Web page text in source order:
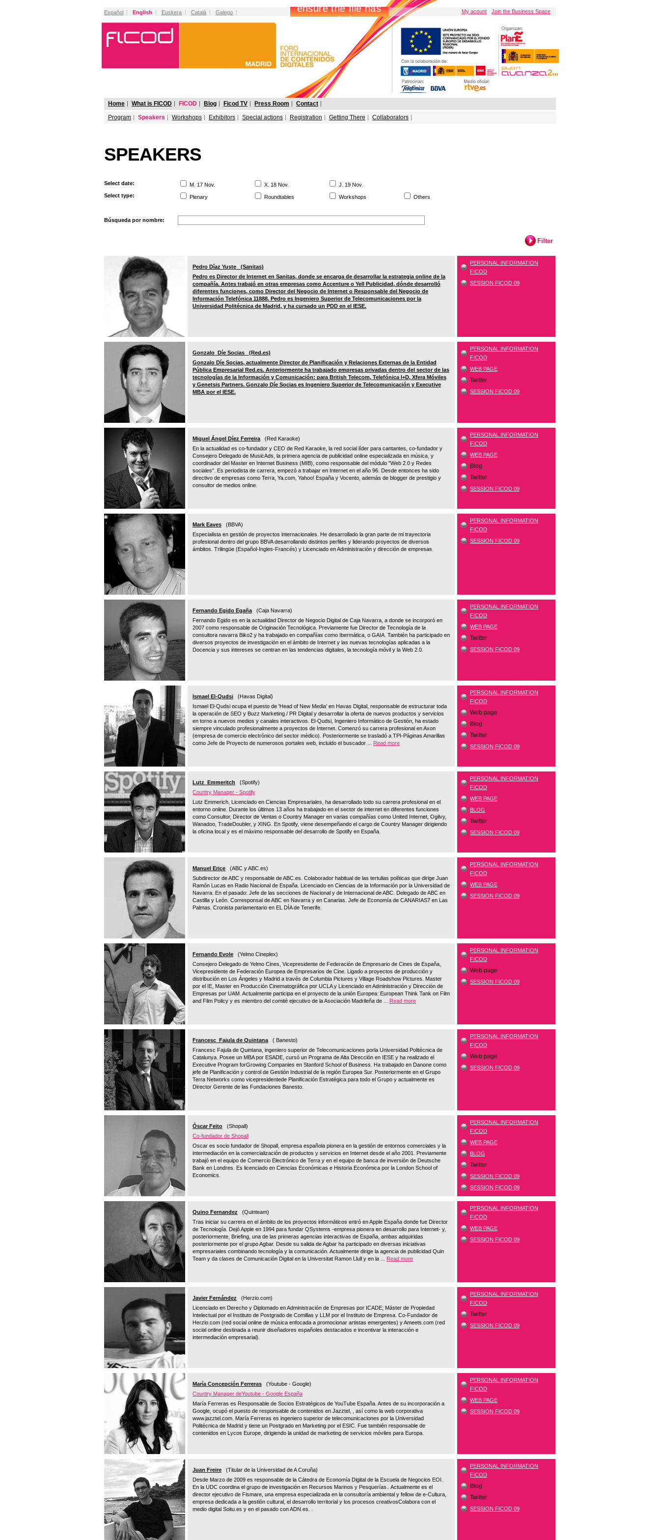
Español English Euskera Català Galego My acount Join the Business Space
SPEAKERS
Select date: M. 17 Nov. X. 18 Nov.
J. 19 Nov.
Select type:
Plenary Roundtables Workshops Others
Búsqueda por nombre:
Pedro Díaz Yuste (Sanitas)
Pedro es Director de Internet en Sanitas, donde se encarga de desarrollar la estrategia online de la
compañía. Antes trabajó en otras empresas como Accenture o Yell Publicidad, dónde desarrolló
diferentes funciones, como Director del Negocio de Internet o Responsable del Negocio de
Información Telefónica 11888. Pedro es Ingeniero Superior de Telecomunicaciones por la
Universidad Politécnica de Madrid, y ha cursado un PDD en el IESE.
PERSONAL INFORMATION
FICOD
SESSION FICOD 09
Gonzalo Díe Socias (Red.es)
Gonzalo Díe Socias, actualmente Director de Planificación y Relaciones Externas de la Entidad
Pública Empresarial Red.es. Anteriormente ha trabajado empresas privadas dentro del sector de las
tecnologías de la Información y Comunicación: para British Telecom, Telefónica I+D, Xfera Móviles
y Genetsis Partners. Gonzalo Díe Socias es Ingeniero Superior de Telecomunicación y Executive
MBA por el IESE.
PERSONAL INFORMATION
FICOD
WEB PAGE
Twitter
SESSION FICOD 09
Miguel Ángel Díez Ferreira (Red Karaoke)
En la actualidad es co-fundador y CEO de Red Karaoke, la red social líder para cantantes, co-fundador y
Consejero Delegado de MusicAds, la primera agencia de publicidad online especializada en música, y
coordinador del Master en Internet Business (MIB), como responsable del módulo "Web 2.0 y Redes
sociales". Es periodista de carrera, empezó a trabajar en Internet en el año 96. Desde entonces ha sido
directivo de empresas como Terra, Ya.com, Yahoo! España y Vocento, además de blogger de prestigio y
consultor de medios online.
PERSONAL INFORMATION
FICOD
WEB PAGE
Blog
Twitter
SESSION FICOD 09
Mark Eaves (BBVA)
Especialista en gestión de proyectos internacionales. He desarrollado la gran parte de mi trayectoria
profesional dentro del grupo BBVA desarrollando distintos perfiles y liderando proyectos de diversos
ámbitos. Trilingüe (Español-Ingles-Francés) y Licenciado en Administración y dirección de empresas.
PERSONAL INFORMATION
FICOD
SESSION FICOD 09
Fernando Egido Egaña (Caja Navarra)
Fernando Egido es en la actualidad Director de Negocio Digital de Caja Navarra, a donde se incorporó en
2007 como responsable de Originación Tecnológica. Previamente fue Director de Tecnología de la
consultora navarra Biko2 y ha trabajado en compañías como Ibermática, o GAIA. También ha participado en
diversos proyectos de investigación en el ámbito de Internet y las nuevas tecnologías aplicadas a la
Docencia y sus intereses se centran en las tendencias digitales, la tecnología móvil y la Web 2.0.
PERSONAL INFORMATION
FICOD
WEB PAGE
Twitter
SESSION FICOD 09
Ismael El-Qudsi (Havas Digital)
Ismael El-Qudsi ocupa el puesto de 'Head of New Media' en Havas Digital, responsable de estructurar toda
la operación de SEO y Buzz Marketing / PR Digital y desarrollar la oferta de nuevos productos y servicios
en torno a nuevos medios y canales interactivos. El-Qudsi, Ingeniero Informático de Gestión, ha estado
siempre vinculado profesionalmente a proyectos de Internet. Comenzó su carrera profesional en Axon
(empresa de comercio electrónico del sector médico). Posteriormente se trasladó a TPI-Páginas Amarillas
como Jefe de Proyecto de numerosos portales web, incluido el buscador ... Read more
PERSONAL INFORMATION
FICOD
Web page
Blog
Twitter
SESSION FICOD 09
Lutz Emmeritch (Spotify)
Country Manager - Spotify
Lutz Emmerich, Licenciado en Ciencias Empresariales, ha desarrollado todo su carrera profesional en el
entorno online. Durante los últimos 13 años ha trabajado en el sector de internet en diferentes funciones
como Consultor, Director de Ventas o Country Manager en varias compañías como United Internet, Ogilvy,
Wanadoo, TradeDoubler, y XING. En Spotify, viene desempeñando el cargo de Country Manager dirigiendo
la oficina local y es el máximo responsable del desarrollo de Spotify en España.
PERSONAL INFORMATION
FICOD
WEB PAGE
BLOG
Twitter
SESSION FICOD 09
Manuel Erice (ABC y ABC.es)
Subdirector de ABC y responsable de ABC.es. Colaborador habitual de las tertulias políticas que dirige Juan
Ramón Lucas en Radio Nacional de España. Licenciado en Ciencias de la Información por la Universidad de
Navarra. En el pasado: Jefe de las secciones de Nacional y de Internacional de ABC. Delegado de ABC en
Castilla y León. Corresponsal de ABC en Navarra y en Canarias. Jefe de Economía de CANARIAS7 en Las
Palmas. Cronista parlamentario en EL DÍA de Tenerife.
PERSONAL INFORMATION
FICOD
WEB PAGE
SESSION FICOD 09
Fernando Evole (Yelmo Cineplex)
Consejero Delegado de Yelmo Cines, Vicepresidente de Federación de Empresario de Cines de España,
Vicepresidente de Federación Europea de Empresarios de Cine. Ligado a proyectos de producción y
distribución en Los Ángeles y Madrid a través de Columbia Pictures y Village Roadshow Pictures. Master
por el IE, Master en Producción Cinematográfica por UCLA y Licenciado en Administración y Dirección de
Empresas por UAM. Actualmente participa en el proyecto de la unión Europea: European Think Tank on Film
and Film Policy y es miembro del comité ejecutivo de la Asociación Madrileña de ... Read more
PERSONAL INFORMATION
FICOD
Web page
SESSION FICOD 09
Francesc Fajula de Quintana ( Banesto)
Francesc Fajula de Quintana, ingeniero superior de Telecomunicaciones porla Universidad Politécnica de
Catalunya. Posee un MBA por ESADE, cursó un Programa de Alta Dirección en IESE y ha realizado el
Executive Program forGrowing Companies en Stanford School of Business. Ha trabajado en Danone como
jefe de Planificación y control de Gestión Industrial de la región Europea Sur. Posteriormente en el Grupo
Terra Networks como vicepresidentede Planificación Estratégica para todo el Grupo y actualmente es
Director Gerente de las Fundaciones Banesto.
PERSONAL INFORMATION
FICOD
Web page
SESSION FICOD 09
Óscar Feito (Shopall)
Co-fundador de Shopall
Oscar es socio fundador de Shopall, empresa española pionera en la gestión de entornos comerciales y la
intermediación en la comercialización de productos y servicios en Internet desde el año 2001. Previamente
trabajó en el equipo de Comercio Electrónico de Terra y en el equipo de banca de inversión de Deutsche
Bank en Londres. Es licenciado en Ciencias Económicas e Historia Económica por la London School of
Economics.
PERSONAL INFORMATION
FICOD
WEB PAGE
BLOG
Twitter
SESSION FICOD 09
SESSION FICOD 09
Quino Fernandez (Quinteam)
Tras iniciar su carrera en el ámbito de los proyectos informáticos entró en Apple España donde fue Director
de Tecnología. Dejó Apple en 1994 para fundar QSystems -empresa pionera en desarrollo para Internet- y,
posteriormente, Briefing, una de las primeras agencias interactivas de España, ambas adquiridas
posteriormente por el grupo Agbar. Desde su salida de Agbar ha participado en diversas iniciativas
empresariales combinando tecnología y la comunicación. Actualmente dirige la agencia de publicidad Quin
Team y da clases de Comunicación Digital en la Universitat Ramon Llull y en la ... Read more
PERSONAL INFORMATION
FICOD
WEB PAGE
SESSION FICOD 09
Javier Fernández (Herzio.com)
Licenciado en Derecho y Diplomado en Administración de Empresas por ICADE; Máster de Propiedad
Intelectual por el Instituto de Postgrado de Comillas y LLM por el Instituto de Empresa. Co-Fundador de
Herzio.com (red social online de música enfocada a promocionar artistas emergentes) y Ameets.com (red
social online destinada a reunir diseñadores españoles destacados e incentivar la interacción e
intermediación empresarial).
PERSONAL INFORMATION
FICOD
Twitter
SESSION FICOD 09
María Concepción Ferreras (Youtube - Google)
Country Manager deYoutube - Google España
María Ferreras es Responsable de Socios Estratégicos de YouTube España. Antes de su incorporación a
Google, ocupó el puesto de responsable de contenidos en Jazztel, , así como la web corporativa
www.jazztel.com. María Ferreras es ingeniero superior de telecomunicaciones por la Universidad
Politécnica de Madrid y tiene un Postgrado en Marketing por el ESIC. Fue también responsable de
contenidos en Lycos Europe, dirigiendo la unidad de marketing de servicios móviles para Europa.
PERSONAL INFORMATION
FICOD
WEB PAGE
SESSION FICOD 09
Juan Freire (Titular de la Universidad de A Coruña)
Desde Marzo de 2009 es responsable de la Cátedra de Economía Digital de la Escuela de Negocios EOI.
En la UDC coordina el grupo de investigación en Recursos Marinos y Pesquerías.. Actualmente es el
director ejecutivo de Fismare, una empresa especializada en la consultoría ambiental y fellow de e-Cultura,
empresa dedicada a la gestión cultural, el desarrollo territorial y los procesos creativosColabora con el
medio digital Soitu.es y en el pasado con ADN.es. .
PERSONAL INFORMATION
FICOD
Blog
Twitter
SESSION FICOD 09
Home What is FICOD FICOD Blog Ficod TV Press Room
Contact
Program
Speakers Workshops Exhibitors Special actions Registration Getting There Collaborators